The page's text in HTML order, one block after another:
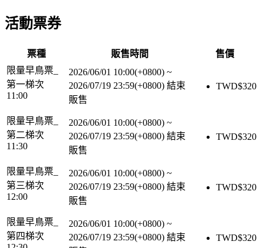
活動票券
票種 販售時間
售價
限量早鳥票_
第一梯次
11:00
2026/06/01 10:00(+0800) ~
2026/07/19 23:59(+0800) 結束
販售
TWD$320
限量早鳥票_
第二梯次
11:30
2026/06/01 10:00(+0800) ~
2026/07/19 23:59(+0800) 結束
販售
TWD$320
限量早鳥票_
第三梯次
12:00
2026/06/01 10:00(+0800) ~
2026/07/19 23:59(+0800) 結束
販售
TWD$320
限量早鳥票_
第四梯次
2026/06/01 10:00(+0800) ~
2026/07/19 23:59(+0800) 結束
TWD$320